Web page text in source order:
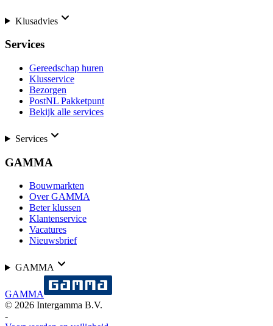
Klusadvies
Services
Gereedschap huren
Klusservice
Bezorgen
PostNL Pakketpunt
Bekijk alle services
Services
GAMMA
Bouwmarkten
Over GAMMA
Beter klussen
Klantenservice
Vacatures
Nieuwsbrief
GAMMA
GAMMA
© 2026 Intergamma B.V.
-